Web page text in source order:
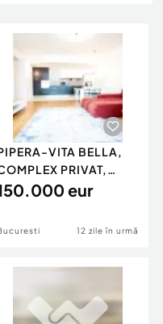
VITA BELLA,
PRIVAT,
SCOALA
eur
12 zile în urmă